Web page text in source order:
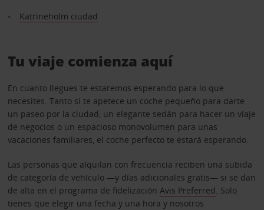
Katrineholm ciudad
Tu viaje comienza aquí
En cuanto llegues te estaremos esperando para lo que
necesites. Tanto si te apetece un coche pequeño para darte
un paseo por la ciudad, un elegante sedán para hacer un viaje
de negocios o un espacioso monovolumen para unas
vacaciones familiares, el coche perfecto te estará esperando.
Las personas que alquilan con frecuencia reciben una subida
de categoría de vehículo —y días adicionales gratis— si se dan
de alta en el programa de fidelización Avis Preferred. Solo
tienes que elegir una fecha y una hora y nosotros